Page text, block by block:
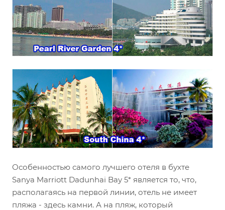
Особенностью самого лучшего отеля в бухте
Sanya Marriott Dadunhai Bay 5* является то, что,
располагаясь на первой линии, отель не имеет
пляжа - здесь камни. А на пляж, который